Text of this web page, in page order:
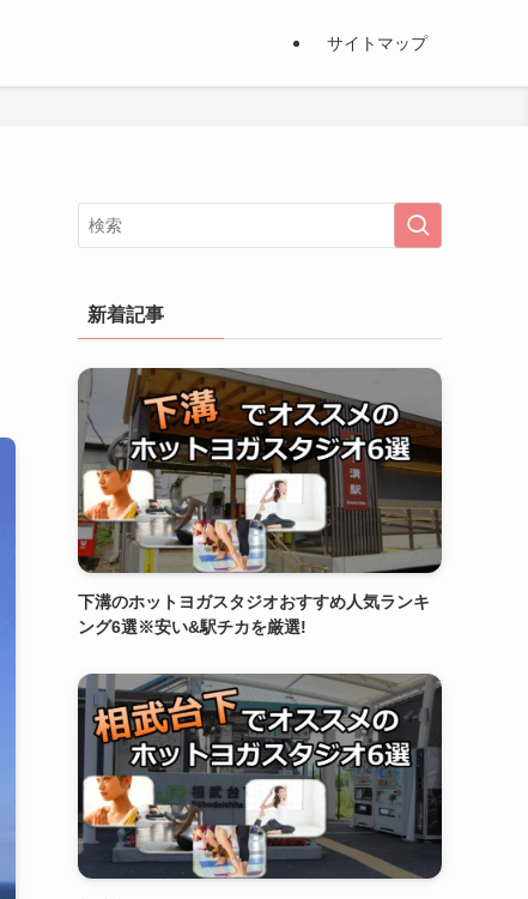
サイトマップ
新着記事
下溝のホットヨガスタジオおすすめ人気ランキ
ング6選※安い&駅チカを厳選!